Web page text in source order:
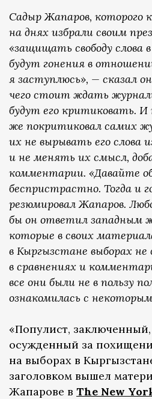
Садыр Жапаров, которого
на днях избрали своим
«защищать свободу слова
будут гонения в
я заступлюсь», — сказал
чего стоит ждать
будут его критиковать.
же покритиковал самих
их не вырывать его слова
и не менять их смысл,
комментарии. «Давайте
беспристрастно. Тогда и
резюмировал Жапаров.
бы он ответил западным
которые в своих
в Кыргызстане выборах не
в сравнениях и
все они были не в пользу
ознакомилась с
«Популист,
осужденный за
на выборах в
заголовком вышел
Жапарове в The New